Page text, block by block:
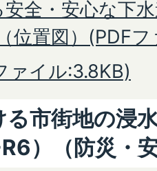
全・安心な下
位置図）(PDF
ァイル:3.8KB)
市街地の浸
）（防災・